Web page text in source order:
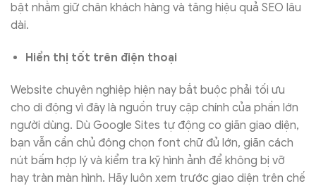
bật nhằm giữ chân khách hàng và tăng hiệu quả SEO lâu
dài.
Hiển thị tốt trên điện thoại
Website chuyên nghiệp hiện nay bắt buộc phải tối ưu
cho di động vì đây là nguồn truy cập chính của phần lớn
người dùng. Dù Google Sites tự động co giãn giao diện,
bạn vẫn cần chủ động chọn font chữ đủ lớn, giãn cách
nút bấm hợp lý và kiểm tra kỹ hình ảnh để không bị vỡ
hay tràn màn hình. Hãy luôn xem trước giao diện trên chế